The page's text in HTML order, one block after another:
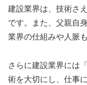
建設業界は、技術さ
です。また、父親自
業界の仕組みや人脈
さらに建設業界には
術を大切にし、仕事